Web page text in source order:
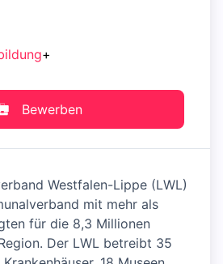
+
Bewerben
Westfalen-Lippe (LWL)
mit mehr als
für die 8,3 Millionen
Der LWL betreibt 35